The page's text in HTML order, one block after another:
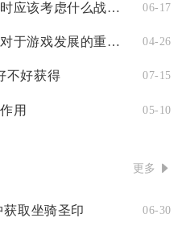
少年三国志选择吴国角色时应该考虑什么战宠配合 06-17
乱斗西游蛟魔王技能设定对于游戏发展的重要性 04-26
不好获得 07-15
用 05-10
更多
取坐骑圣印 06-30